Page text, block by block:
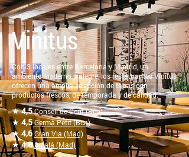
Vinitus
Con 3 locales entre Barcelona y Madrid, un
ambiente moderno y alegre, los restaurantes Vinitus
ofrecen una amplia selección de tapas con
productos frescos, de temporada y de calidad.
★4,5Consell de Cent (Bcn)
★ 4,5Germà Petit (Bcn)
★ 4,6Gran Via (Mad)
★4,8Alcalá (Mad)